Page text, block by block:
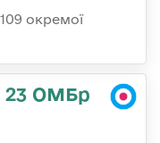
окремої
23 ОМБр